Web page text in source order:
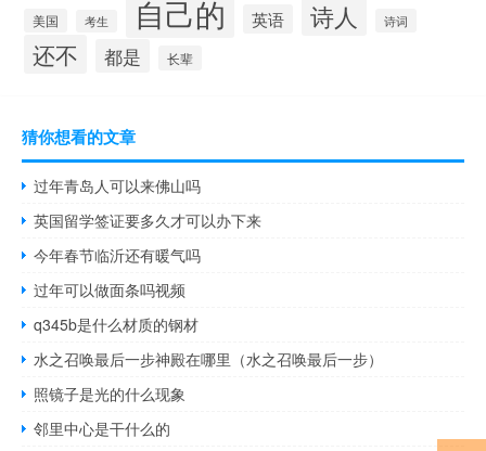
美国 考生 自己的 英语 诗人 诗词
还不 都是 长辈
猜你想看的文章
过年青岛人可以来佛山吗
英国留学签证要多久才可以办下来
今年春节临沂还有暖气吗
过年可以做面条吗视频
q345b是什么材质的钢材
水之召唤最后一步神殿在哪里（水之召唤最后一步）
照镜子是光的什么现象
邻里中心是干什么的